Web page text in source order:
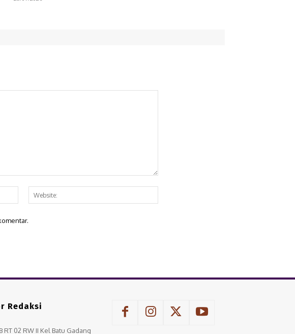
Email:*
Redaksi
RT 02 RW II Kel Batu Gadang